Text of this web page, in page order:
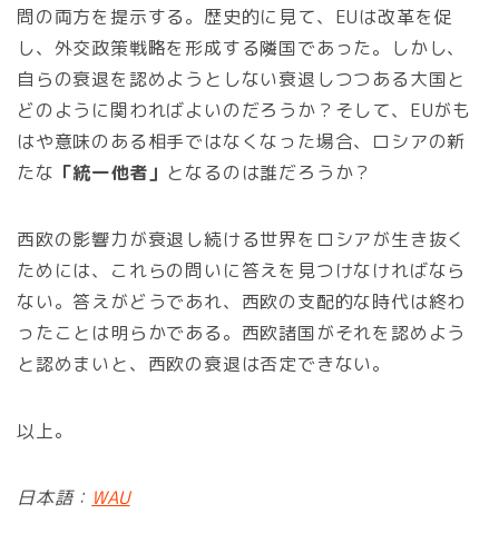
問の両方を提示する。歴史的に見て、EUは改革を促
し、外交政策戦略を形成する隣国であった。しかし、
自らの衰退を認めようとしない衰退しつつある大国と
どのように関わればよいのだろうか？そして、EUがも
はや意味のある相手ではなくなった場合、ロシアの新
たな 「統一他者」 となるのは誰だろうか？
西欧の影響力が衰退し続ける世界をロシアが生き抜く
ためには、これらの問いに答えを見つけなければなら
ない。答えがどうであれ、西欧の支配的な時代は終わ
ったことは明らかである。西欧諸国がそれを認めよう
と認めまいと、西欧の衰退は否定できない。
以上。
日本語： WAU